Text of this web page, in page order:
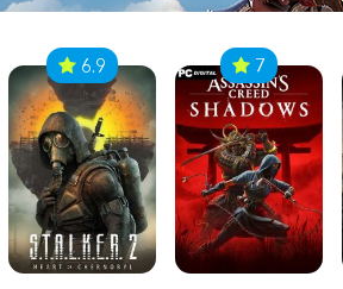
6.9 7